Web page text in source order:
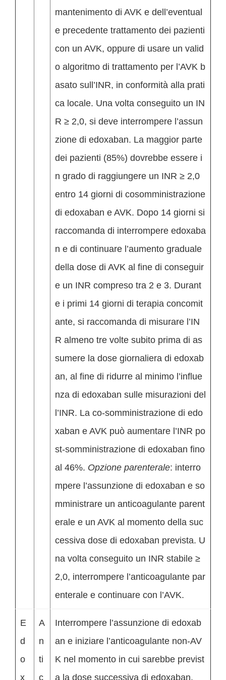
mantenimento di AVK e dell’eventual
e precedente trattamento dei pazienti
con un AVK, oppure di usare un valid
o algoritmo di trattamento per l’AVK b
asato sull’INR, in conformità alla prati
ca locale. Una volta conseguito un IN
R ≥ 2,0, si deve interrompere l’assun
zione di edoxaban. La maggior parte
dei pazienti (85%) dovrebbe essere i
n grado di raggiungere un INR ≥ 2,0
entro 14 giorni di cosomministrazione
di edoxaban e AVK. Dopo 14 giorni si
raccomanda di interrompere edoxaba
n e di continuare l’aumento graduale
della dose di AVK al fine di conseguir
e un INR compreso tra 2 e 3. Durant
e i primi 14 giorni di terapia concomit
ante, si raccomanda di misurare l’IN
R almeno tre volte subito prima di as
sumere la dose giornaliera di edoxab
an, al fine di ridurre al minimo l’influe
nza di edoxaban sulle misurazioni del
l’INR. La co-somministrazione di edo
xaban e AVK può aumentare l’INR po
st-somministrazione di edoxaban fino
al 46%. Opzione parenterale: interro
mpere l’assunzione di edoxaban e so
mministrare un anticoagulante parent
erale e un AVK al momento della suc
cessiva dose di edoxaban prevista. U
na volta conseguito un INR stabile ≥
2,0, interrompere l’anticoagulante par
enterale e continuare con l’AVK.
E
d
o
x
A
n
ti
c
Interrompere l’assunzione di edoxab
an e iniziare l’anticoagulante non-AV
K nel momento in cui sarebbe previst
a la dose successiva di edoxaban.